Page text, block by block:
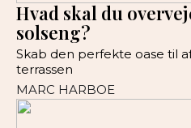
Hvad skal du
solseng?
Skab den perfekte oase til
terrassen
MARC HARBOE